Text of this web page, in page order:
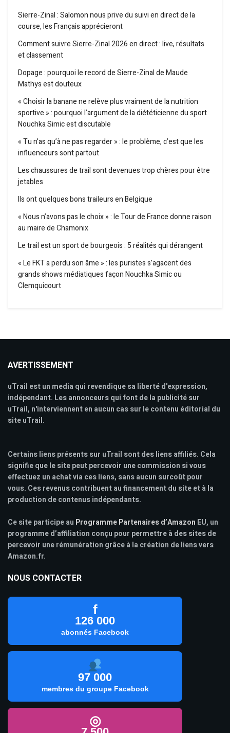
Sierre-Zinal : Salomon nous prive du suivi en direct de la
course, les Français apprécieront
Comment suivre Sierre-Zinal 2026 en direct : live, résultats
et classement
Dopage : pourquoi le record de Sierre-Zinal de Maude
Mathys est douteux
« Choisir la banane ne relève plus vraiment de la nutrition
sportive » : pourquoi l’argument de la diététicienne du sport
Nouchka Simic est discutable
« Tu n’as qu’à ne pas regarder » : le problème, c’est que les
influenceurs sont partout
Les chaussures de trail sont devenues trop chères pour être
jetables
Ils ont quelques bons traileurs en Belgique
« Nous n’avons pas le choix » : le Tour de France donne raison
au maire de Chamonix
Le trail est un sport de bourgeois : 5 réalités qui dérangent
« Le FKT a perdu son âme » : les puristes s’agacent des
grands shows médiatiques façon Nouchka Simic ou
Clemquicourt
AVERTISSEMENT
uTrail est un media qui revendique sa liberté d'expression,
indépendant. Les annonceurs qui font de la publicité sur
uTrail, n'interviennent en aucun cas sur le contenu éditorial du
site uTrail.
Certains liens présents sur uTrail sont des liens affiliés. Cela
signifie que le site peut percevoir une commission si vous
effectuez un achat via ces liens, sans aucun surcoût pour
vous. Ces revenus contribuent au financement du site et à la
production de contenus indépendants.
Ce site participe au Programme Partenaires d’Amazon EU, un
programme d’affiliation conçu pour permettre à des sites de
percevoir une rémunération grâce à la création de liens vers
Amazon.fr.
NOUS CONTACTER
f
126 000
abonnés Facebook
97 000
membres du groupe Facebook
◎